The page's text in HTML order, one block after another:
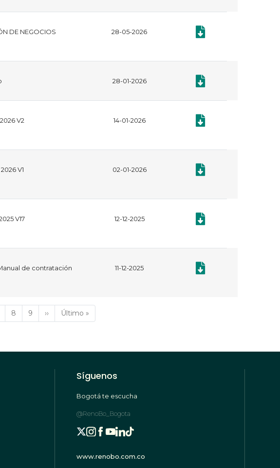
DE NEGOCIOS 28-05-2026 Documento: MANUAL DE
28-01-2026 Documento:
V2 14-01-2026 Documento: Plan Anual
V1 02-01-2026 Documento: Plan Anual
V17 12-12-2025 Documento: Plan anual
de contratación 11-12-2025 Documento: Resolución
Página
8 Página
9
Siguiente
página
››
Última
página
Último »
Síguenos
Bogotá te escucha
@RenoBo_Bogota
www.renobo.com.co